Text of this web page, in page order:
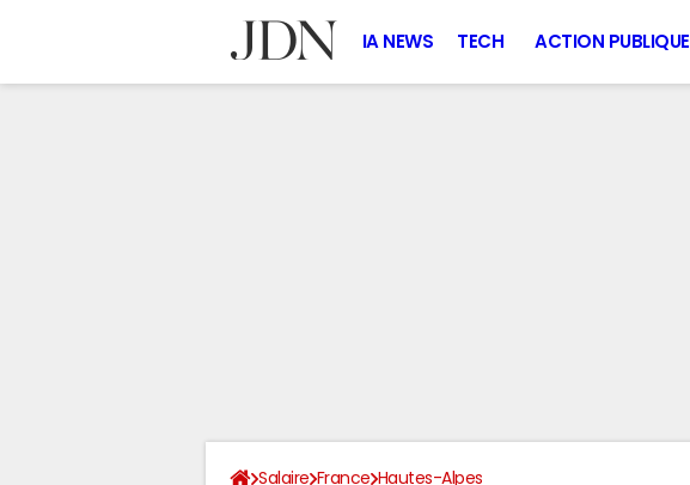
IA NEWS TECH ACTION PUBLIQUE
Salaire France Hautes-Alpes